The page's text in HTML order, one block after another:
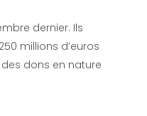
dernier. Ils
millions d’euros
dons en nature